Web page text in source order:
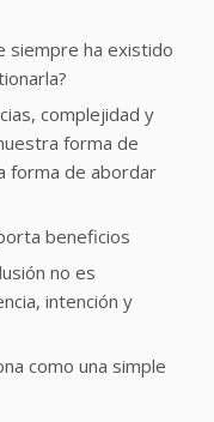
siempre ha existido
complejidad y
forma de
forma de abordar
beneficios
no es
intención y
como una simple